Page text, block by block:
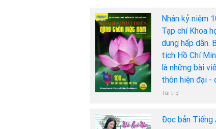
Nhân kỷ niệm
Tạp chí Khoa
dung hấp dẫn.
tịch Hồ Chí
là những bài
thôn hiện đại -
Tài trợ
Đọc bản Tiếng